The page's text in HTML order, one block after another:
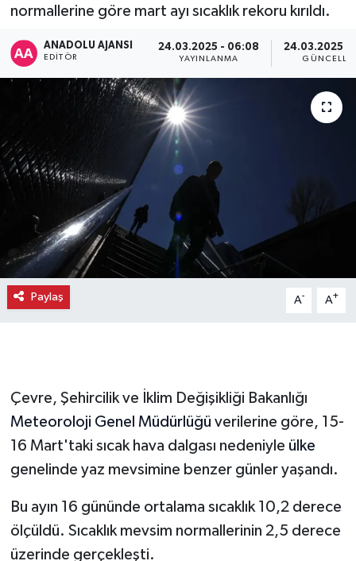
normallerine göre mart ayı sıcaklık rekoru kırıldı.
ANADOLU AJANSI
EDITÖR
24.03.2025 - 06:08
YAYINLANMA
24.03.2025 -
Paylaş A- A+
Çevre, Şehircilik ve İklim Değişikliği Bakanlığı
Meteoroloji Genel Müdürlüğü verilerine göre, 15-
16 Mart'taki sıcak hava dalgası nedeniyle ülke
genelinde yaz mevsimine benzer günler yaşandı.
Bu ayın 16 gününde ortalama sıcaklık 10,2 derece
ölçüldü. Sıcaklık mevsim normallerinin 2,5 derece
üzerinde gerçekleşti.